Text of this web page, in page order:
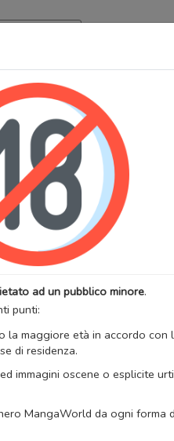
sito ( mangaworldadult.net
sono condivisitra i due siti,
ad un pubblico minore.
punti:
la maggiore età in accordo con
di residenza.
immagini oscene o esplicite
MangaWorld da ogni forma
no
no, 出会わなければよかっ
of Life Yaoi
Artista:
KOMIZU Kiyo
Stato:
Anno di uscita:2015
Segnala problema